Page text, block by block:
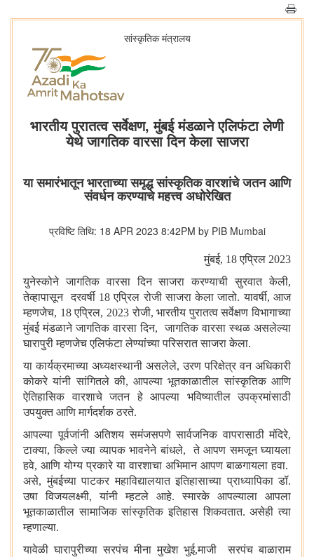
सांस्कृतिक मंत्रालय
भारतीय पुरातत्व सर्वेक्षण, मुंबई मंडळाने एलिफंटा लेणी
येथे जागतिक वारसा दिन केला साजरा
या समारंभातून भारताच्या समृद्ध सांस्कृतिक वारशांचे जतन आणि
संवर्धन करण्याचे महत्त्व अधोरेखित
प्रविष्टि तिथि: 18 APR 2023 8:42PM by PIB Mumbai
मुंबई, 18 एप्रिल 2023
युनेस्कोने जागतिक वारसा दिन साजरा करण्याची सुरवात केली,
तेव्हापासून दरवर्षी 18 एप्रिल रोजी साजरा केला जातो. यावर्षी,आज
म्हणजेच, 18 एप्रिल, 2023 रोजी,भारतीय पुरातत्व सर्वेक्षण विभागाच्या
मुंबई मंडळाने जागतिक वारसा दिन,जागतिक वारसा स्थळ असलेल्या
घारापुरी म्हणजेच एलिफंटा लेण्यांच्या परिसरात साजरा केला.
या कार्यक्रमाच्या अध्यक्षस्थानी असलेले,उरण परिक्षेत्र वन अधिकारी
कोकरे यांनी सांगितले की,आपल्या भूतकाळातील सांस्कृतिक आणि
ऐतिहासिक वारशाचे जतन हे आपल्या भविष्यातील उपक्रमांसाठी
उपयुक्त आणि मार्गदर्शक ठरते.
आपल्या पूर्वजांनी अतिशय समंजसपणे सार्वजनिक वापरासाठी मंदिरे,
टाक्या,किल्ले ज्या व्यापक भावनेने बांधले,ते आपण समजून घ्यायला
हवे, आणि योग्य प्रकारे या वारशाचा अभिमान आपण बाळगायला हवा.
असे,मुंबईच्या पाटकर महाविद्यालयात इतिहासाच्या प्राध्यापिका डॉ.
उषा विजयलक्ष्मी,यांनी म्हटले आहे. स्मारके आपल्याला आपला
भूतकाळातील सामाजिक सांस्कृतिक इतिहास शिकवतात. असेही त्या
म्हणाल्या.
यावेळी घारापुरीच्या सरपंच मीना मुखेश भुई,माजी सरपंच बाळाराम